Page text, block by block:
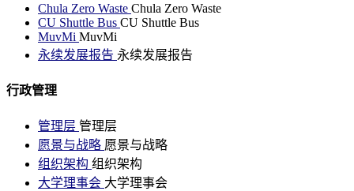
Chula Zero Waste Chula Zero Waste
CU Shuttle Bus CU Shuttle Bus
MuvMi MuvMi
永续发展报告 永续发展报告
行政管理
管理层 管理层
愿景与战略 愿景与战略
组织架构 组织架构
大学理事会 大学理事会